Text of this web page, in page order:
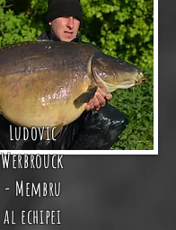
Ludovic
Werbrouck
- Membru
al echipei